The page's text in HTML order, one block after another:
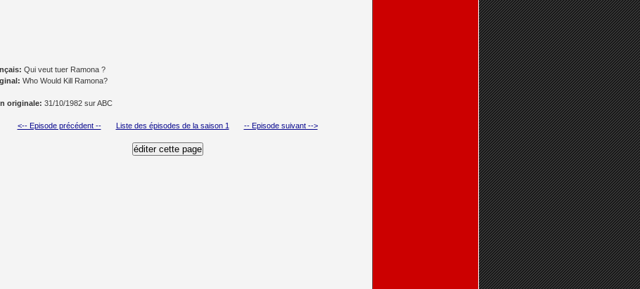
Qui veut tuer Ramona ?
Who Would Kill Ramona?
originale: 31/10/1982 sur ABC
<-- Episode précédent -- Liste des épisodes de la saison 1 -- Episode suivant -->